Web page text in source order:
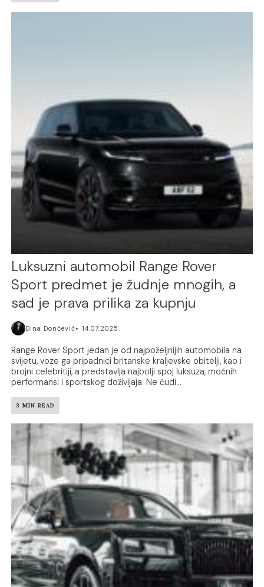
Luksuzni automobil Range Rover
Sport predmet je žudnje mnogih, a
sad je prava prilika za kupnju
Dina Dončević 14.07.2025.
Range Rover Sport jedan je od najpoželjnijih automobila na
svijetu, voze ga pripadnici britanske kraljevske obitelji, kao i
brojni celebritiji, a predstavlja najbolji spoj luksuza, moćnih
performansi i sportskog doživljaja. Ne čudi...
3 MIN READ